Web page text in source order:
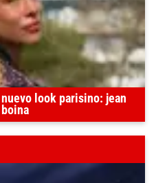
look parisino: jean